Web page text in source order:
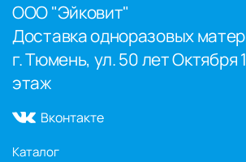
ООО "Эйковит"
Доставка одноразовых
г. Тюмень, ул. 50 лет Октября
этаж
Вконтакте
Каталог